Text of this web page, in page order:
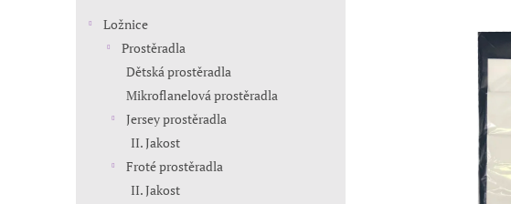
Ložnice
Prostěradla
Dětská prostěradla
Mikroflanelová prostěradla
Jersey prostěradla
II. Jakost
Froté prostěradla
II. Jakost